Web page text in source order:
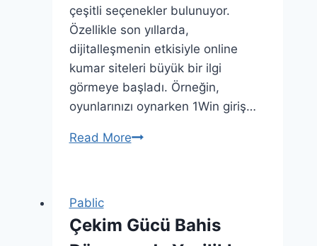
çeşitli seçenekler bulunuyor.
Özellikle son yıllarda,
dijitalleşmenin etkisiyle online
kumar siteleri büyük bir ilgi
görmeye başladı. Örneğin,
oyunlarınızı oynarken 1Win giriş…
Read MoreKumar
Adım
Pablic
Çekim Gücü Bahis